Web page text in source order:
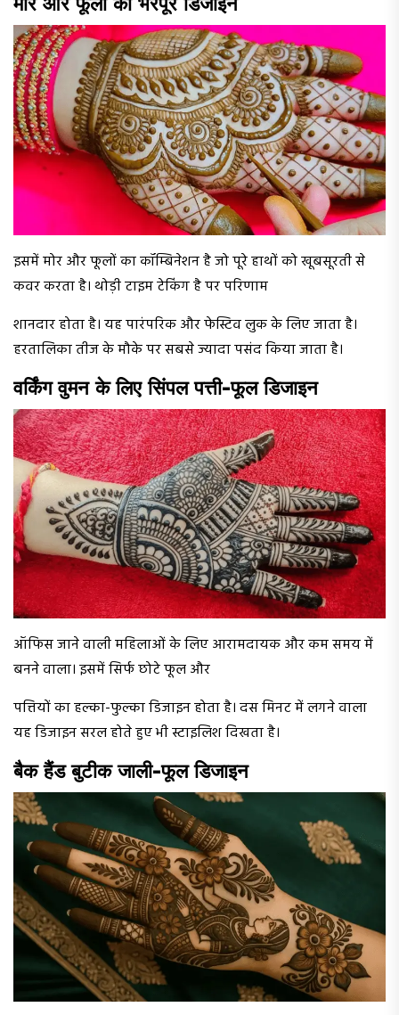
इसमें मोर और फूलों का कॉम्बिनेशन है जो पूरे हाथों को खूबसूरती से
कवर करता है। थोड़ी टाइम टेकिंग है पर परिणाम
शानदार होता है। यह पारंपरिक और फेस्टिव लुक के लिए जाता है।
हरतालिका तीज के मौके पर सबसे ज्यादा पसंद किया जाता है।
वर्किंग वुमन के लिए सिंपल पत्ती-फूल डिजाइन
ऑफिस जाने वाली महिलाओं के लिए आरामदायक और कम समय में
बनने वाला। इसमें सिर्फ छोटे फूल और
पत्तियों का हल्का-फुल्का डिजाइन होता है। दस मिनट में लगने वाला
यह डिजाइन सरल होते हुए भी स्टाइलिश दिखता है।
बैक हैंड बुटीक जाली-फूल डिजाइन